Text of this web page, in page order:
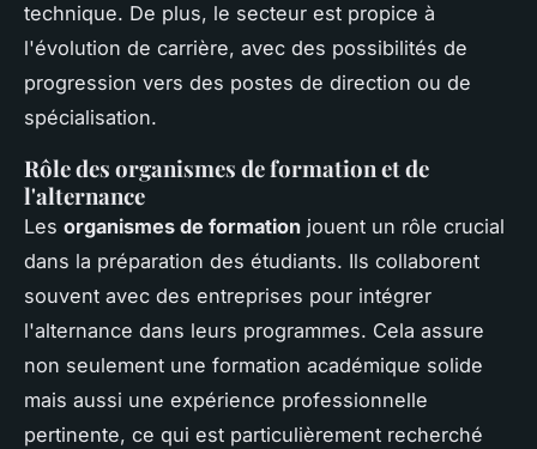
technique. De plus, le secteur est propice à
l'évolution de carrière, avec des possibilités de
progression vers des postes de direction ou de
spécialisation.
Rôle des organismes de formation et de
l'alternance
Les organismes de formation jouent un rôle crucial
dans la préparation des étudiants. Ils collaborent
souvent avec des entreprises pour intégrer
l'alternance dans leurs programmes. Cela assure
non seulement une formation académique solide
mais aussi une expérience professionnelle
pertinente, ce qui est particulièrement recherché